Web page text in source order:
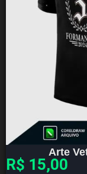
Arte
R$ 15,00